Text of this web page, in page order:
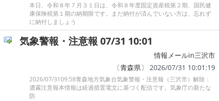
本日、令和８年７月３１日は、令和８年度固定資産税第２期、国民健
康保険税第１期の納期限です。まだ納付が済んでいない方は、忘れず
に納付しましょう
気象警報・注意報 07/31 10:01
情報メールin三沢市
〔青森県〕 2026/07/31 10:01:19
2026/07/3109:58青森地方気象台気象警報・注意報（三沢市）解除：
濃霧注意報本情報は経過措置電文に基づく配信です。気象庁の新たな
防